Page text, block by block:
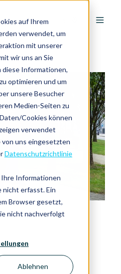
auf Ihrem
verwendet, um
mit unserer
wir uns an Sie
diese Informationen,
optimieren und um
unsere Besucher
Medien-Seiten zu
Cookies können
verwendet
uns eingesetzten
Datenschutzrichtlinie
Ihre Informationen
nicht erfasst. Ein
Browser gesetzt,
nicht nachverfolgt
Ablehnen